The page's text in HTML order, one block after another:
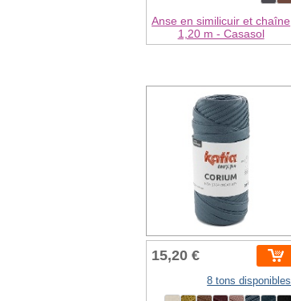
Anse en similicuir et chaîne
1,20 m - Casasol
15,20 €
8 tons disponibles